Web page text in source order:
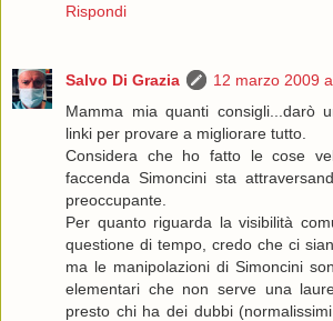
Rispondi
Salvo Di Grazia
12 marzo 2009
Mamma mia quanti consigli...darò
linki per provare a migliorare tutto.
Considera che ho fatto le cose
faccenda Simoncini sta
preoccupante.
Per quanto riguarda la visibilità
questione di tempo, credo che ci
ma le manipolazioni di Simoncini
elementari che non serve una
presto chi ha dei dubbi